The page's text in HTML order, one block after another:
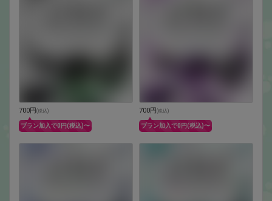
700円(税込)
プラン加入で0円(税込)〜
700円(税込)
プラン加入で0円(税込)〜